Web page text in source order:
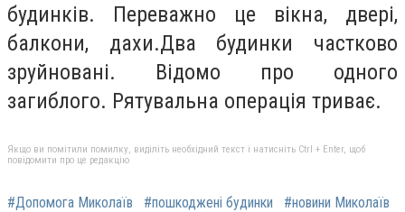
будинків. Переважно це вікна, двері,
балкони, дахи.Два будинки частково
зруйновані. Відомо про одного
загиблого. Рятувальна операція триває.
Якщо ви помітили помилку, виділіть необхідний текст і натисніть Ctrl + Enter, щоб
повідомити про це редакцію
#Допомога Миколаїв #пошкоджені будинки #новини Миколаїв